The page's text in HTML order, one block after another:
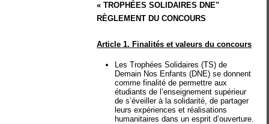
« TROPHÉES SOLIDAIRES DNE"
RÈGLEMENT DU CONCOURS
Article 1. Finalités et valeurs du concours
Les Trophées Solidaires (TS) de
Demain Nos Enfants (DNE) se donnent
comme finalité de permettre aux
étudiants de l’enseignement supérieur
de s’éveiller à la solidarité, de partager
leurs expériences et réalisations
humanitaires dans un esprit d’ouverture.